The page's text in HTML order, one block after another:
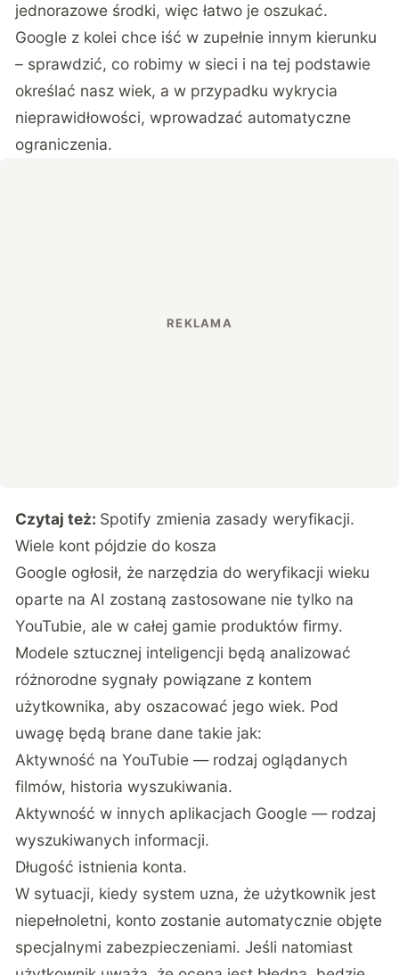
jednorazowe środki, więc łatwo je oszukać.
Google z kolei chce iść w zupełnie innym kierunku
– sprawdzić, co robimy w sieci i na tej podstawie
określać nasz wiek, a w przypadku wykrycia
nieprawidłowości, wprowadzać automatyczne
ograniczenia.
Czytaj też: Spotify zmienia zasady weryfikacji.
Wiele kont pójdzie do kosza
Google ogłosił, że narzędzia do weryfikacji wieku
oparte na AI zostaną zastosowane nie tylko na
YouTubie, ale w całej gamie produktów firmy.
Modele sztucznej inteligencji będą analizować
różnorodne sygnały powiązane z kontem
użytkownika, aby oszacować jego wiek. Pod
uwagę będą brane dane takie jak:
Aktywność na YouTubie — rodzaj oglądanych
filmów, historia wyszukiwania.
Aktywność w innych aplikacjach Google — rodzaj
wyszukiwanych informacji.
Długość istnienia konta.
W sytuacji, kiedy system uzna, że użytkownik jest
niepełnoletni, konto zostanie automatycznie objęte
specjalnymi zabezpieczeniami. Jeśli natomiast